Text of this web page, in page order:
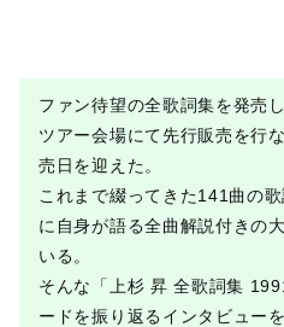
ファン待望の全歌詞集を発売
ツアー会場にて先行販売を行
売日を迎えた。
これまで綴ってきた141曲の
に自身が語る全曲解説付きの
いる。
そんな「上杉 昇 全歌詞集
ードを振り返るインタビューを